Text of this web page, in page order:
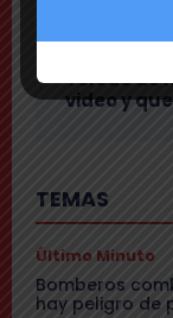
Tensión:
Toledo de
video y
TEMAS
Último Minuto
Bomberos
hay peligro de